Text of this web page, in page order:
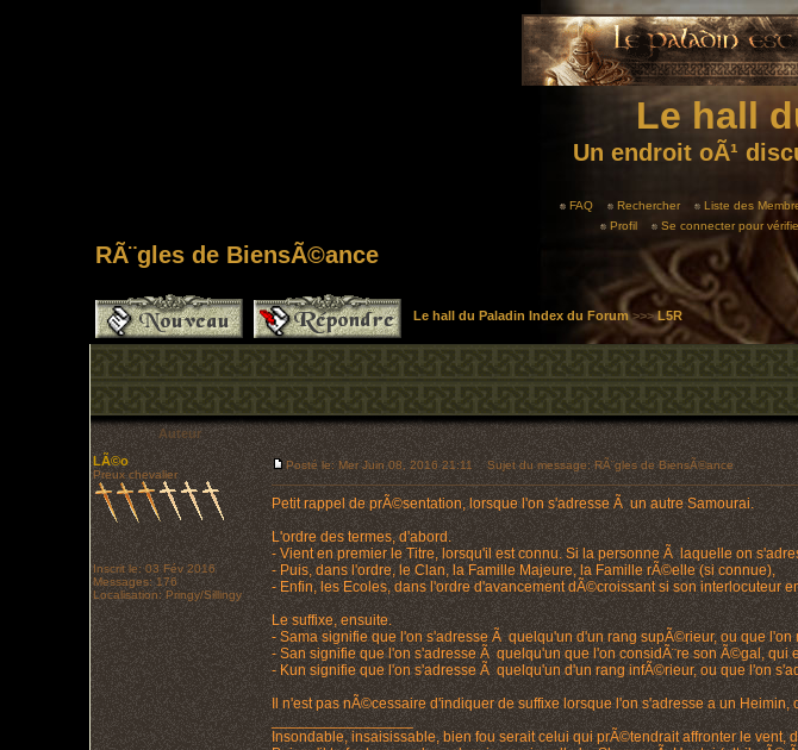
Le hall
Un endroit oÃ¹
FAQ Rechercher Liste des
Profil
Se connecter pour
RÃ¨gles de BiensÃ©ance
Le hall du Paladin Index du Forum>>>L5R
Auteur
LÃ©o
Preux chevalier
Inscrit le: 03 Fév 2016
Messages: 176
Localisation: Pringy/Sillingy
Posté le: Mer Juin 08, 2016 21:11 Sujet du message: RÃ¨gles de BiensÃ©ance
Petit rappel de prÃ©sentation, lorsque l'on s'adresse Ã un autre Samourai.
L'ordre des termes, d'abord.
- Vient en premier le Titre, lorsqu'il est connu. Si la personne Ã laquelle on
- Puis, dans l'ordre, le Clan, la Famille Majeure, la Famille rÃ©elle (si connue),
- Enfin, les Ecoles, dans l'ordre d'avancement dÃ©croissant si son interlocuteur
Le suffixe, ensuite.
- Sama signifie que l'on s'adresse Ã quelqu'un d'un rang supÃ©rieur, ou que
- San signifie que l'on s'adresse Ã quelqu'un que l'on considÃ¨re son Ã©gal, qui
- Kun signifie que l'on s'adresse Ã quelqu'un d'un rang infÃ©rieur, ou que l'on
Il n'est pas nÃ©cessaire d'indiquer de suffixe lorsque l'on s'adresse a un
_________________
Insondable, insaisissable, bien fou serait celui qui prÃ©tendrait affronter le vent,